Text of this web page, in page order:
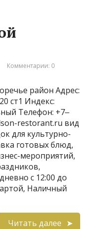
Комментарии: 0
район Адрес:
ст1 Индекс:
Телефон: +7‒
restorant.ru вид
для культурно-
готовых блюд,
мероприятий,
с 12:00 до
Наличный
Читать далее